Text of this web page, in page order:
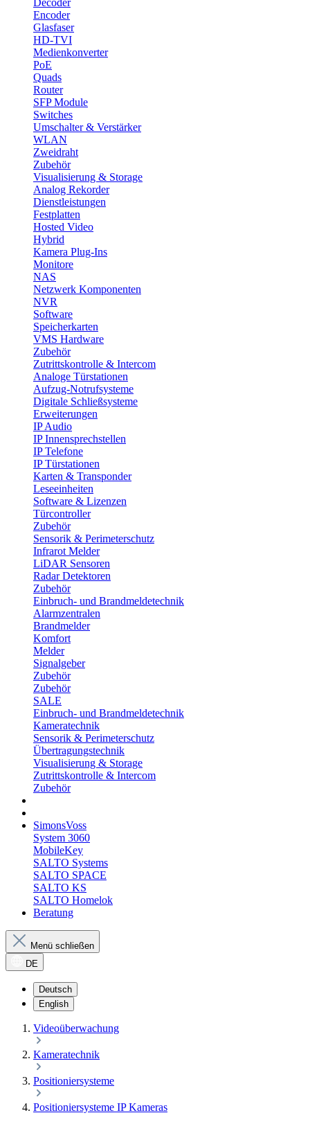
Encoder
Glasfaser
HD-TVI
Medienkonverter
PoE
Quads
Router
SFP Module
Switches
Umschalter & Verstärker
WLAN
Zweidraht
Zubehör
Visualisierung & Storage
Analog Rekorder
Dienstleistungen
Festplatten
Hosted Video
Hybrid
Kamera Plug-Ins
Monitore
NAS
Netzwerk Komponenten
NVR
Software
Speicherkarten
VMS Hardware
Zubehör
Zutrittskontrolle & Intercom
Analoge Türstationen
Aufzug-Notrufsysteme
Digitale Schließsysteme
Erweiterungen
IP Audio
IP Innensprechstellen
IP Telefone
IP Türstationen
Karten & Transponder
Leseeinheiten
Software & Lizenzen
Türcontroller
Zubehör
Sensorik & Perimeterschutz
Infrarot Melder
LiDAR Sensoren
Radar Detektoren
Zubehör
Einbruch- und Brandmeldetechnik
Alarmzentralen
Brandmelder
Komfort
Melder
Signalgeber
Zubehör
Zubehör
SALE
Einbruch- und Brandmeldetechnik
Kameratechnik
Sensorik & Perimeterschutz
Übertragungstechnik
Visualisierung & Storage
Zutrittskontrolle & Intercom
Zubehör
SimonsVoss
System 3060
MobileKey
SALTO Systems
SALTO SPACE
SALTO KS
SALTO Homelok
Beratung
Menü schließen
DE
Deutsch
English
Videoüberwachung
Kameratechnik
Positioniersysteme
Positioniersysteme IP Kameras